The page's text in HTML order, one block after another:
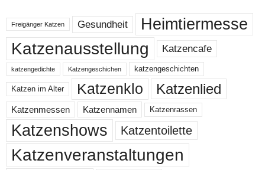
Freigänger Katzen Gesundheit Heimtiermesse
Katzenausstellung Katzencafe
katzengedichte Katzengeschichen katzengeschichten
Katzen im Alter Katzenklo Katzenlied
Katzenmessen Katzennamen Katzenrassen
Katzenshows Katzentoilette
Katzenveranstaltungen